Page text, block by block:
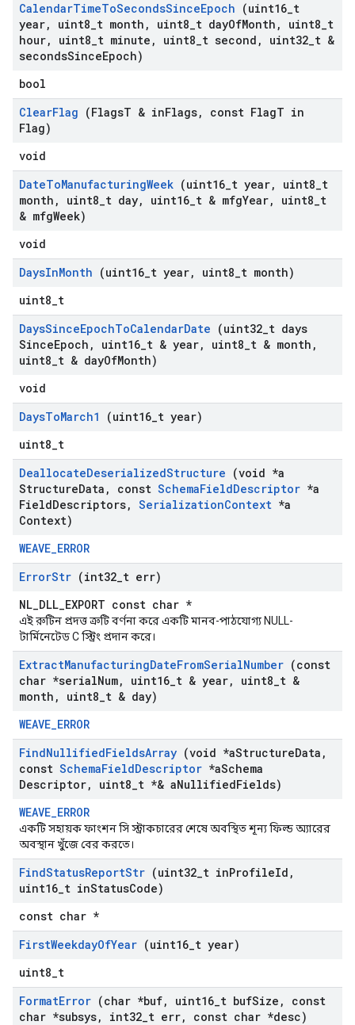
CalendarTimeToSecondsSinceEpoch (uint16 t
year, uint8 t month , uint8 t dayOfMonth , uint8 t
hour, uint8 t minute , uint8 t second , uint32 t &
secondsSinceEpoch)
bool
ClearFlag (FlagsT & inFlags, const FlagT in
Flag)
void
DateToManufacturingWeek (uint16 t year, uint8 t
month , uint8 t day, uint16 t & mfgYear, uint8 t
& mfgWeek)
void
DaysInMonth (uint16 t year, uint8 t month)
uint8_t
DaysSinceEpochToCalendarDate (uint32 t days
SinceEpoch , uint16 t & year, uint8 t & month ,
uint8 t & dayOfMonth)
void
DaysToMarch1 (uint16 t year)
uint8_t
DeallocateDeserializedStructure (void *a
StructureData , const SchemaFieldDescriptor *a
FieldDescriptors, SerializationContext *a
Context)
WEAVE_ERROR
ErrorStr (int32 t err)
NL_DLL_EXPORT const char *
এই রুটিন প্রদত্ত ত্রুটি বর্ণনা করে একটি মানব-পাঠযোগ্য NULL-
টার্মিনেটেড C স্ট্রিং প্রদান করে।
ExtractManufacturingDateFromSerialNumber (const
char *serialNum, uint16 t & year, uint8 t &
month , uint8 t & day)
WEAVE_ERROR
FindNullifiedFieldsArray (void *aStructureData ,
const SchemaFieldDescriptor *aSchema
Descriptor, uint8 t *& aNullifiedFields)
WEAVE_ERROR
একটি সহায়ক ফাংশন সি স্ট্রাকচারের শেষে অবস্থিত শূন্য ফিল্ড অ্যারের
অবস্থান খুঁজে বের করতে।
FindStatusReportStr (uint32 t inProfileId ,
uint16 t inStatusCode)
const char *
FirstWeekdayOfYear (uint16 t year)
uint8_t
FormatError (char *buf, uint16 t bufSize ,
const
char *subsys, int32 t err,
const char *desc)